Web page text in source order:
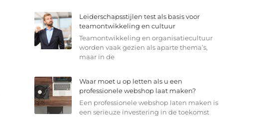
Leiderschapsstijlen test als basis voor
teamontwikkeling en cultuur
Teamontwikkeling en organisatiecultuur
worden vaak gezien als aparte thema’s,
maar in de
Waar moet u op letten als u een
professionele webshop laat maken?
Een professionele webshop laten maken is
een serieuze investering in de toekomst